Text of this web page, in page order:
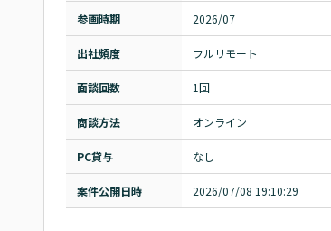
参画時期 2026/07
出社頻度 フルリモート
面談回数 1回
商談方法 オンライン
PC貸与 なし
案件公開日時 2026/07/08 19:10:29